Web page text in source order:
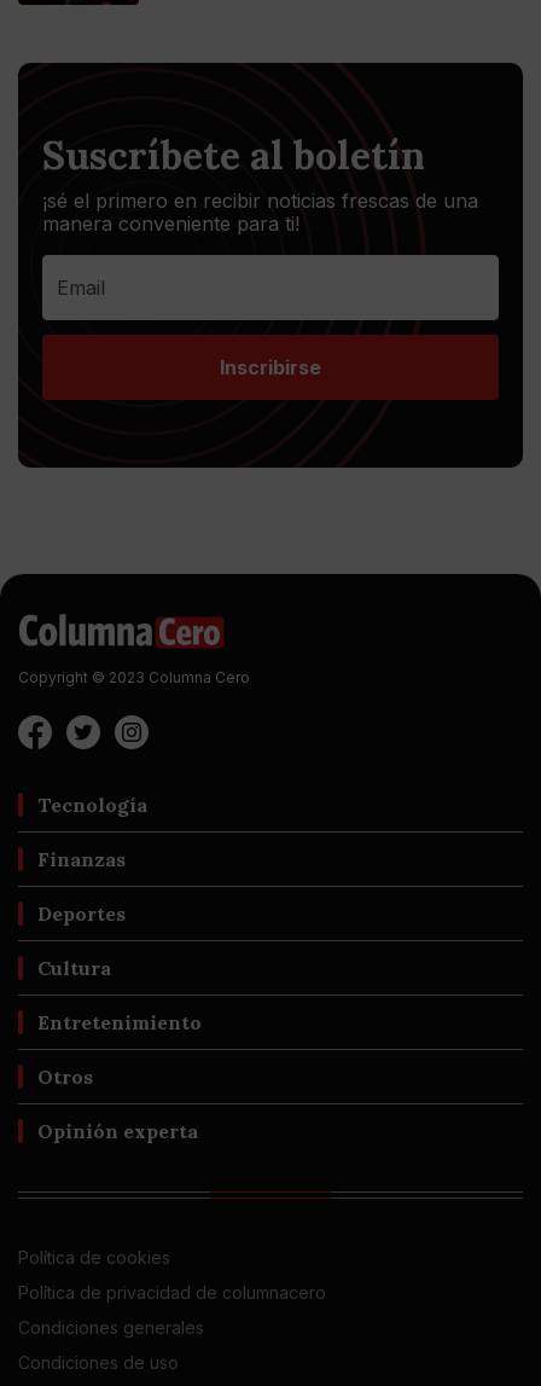
Suscríbete al boletín
¡sé el primero en recibir noticias frescas de una
manera conveniente para ti!
Inscribirse
Copyright © 2023 Columna Cero
Tecnología
Finanzas
Deportes
Cultura
Entretenimiento
Otros
Opinión experta
Política de cookies
Política de privacidad de columnacero
Condiciones generales
Condiciones de uso